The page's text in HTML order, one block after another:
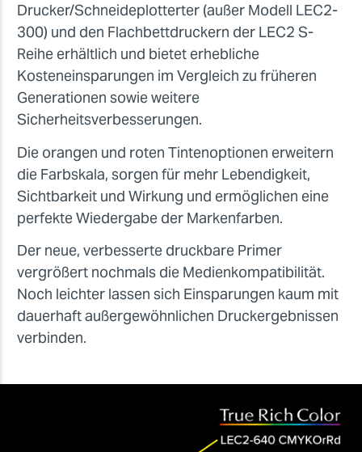
Drucker/Schneideplotterter (außer Modell LEC2-
300) und den Flachbettdruckern der LEC2 S-
Reihe erhältlich und bietet erhebliche
Kosteneinsparungen im Vergleich zu früheren
Generationen sowie weitere
Sicherheitsverbesserungen.
Die orangen und roten Tintenoptionen erweitern
die Farbskala, sorgen für mehr Lebendigkeit,
Sichtbarkeit und Wirkung und ermöglichen eine
perfekte Wiedergabe der Markenfarben.
Der neue, verbesserte druckbare Primer
vergrößert nochmals die Medienkompatibilität.
Noch leichter lassen sich Einsparungen kaum mit
dauerhaft außergewöhnlichen Druckergebnissen
verbinden.